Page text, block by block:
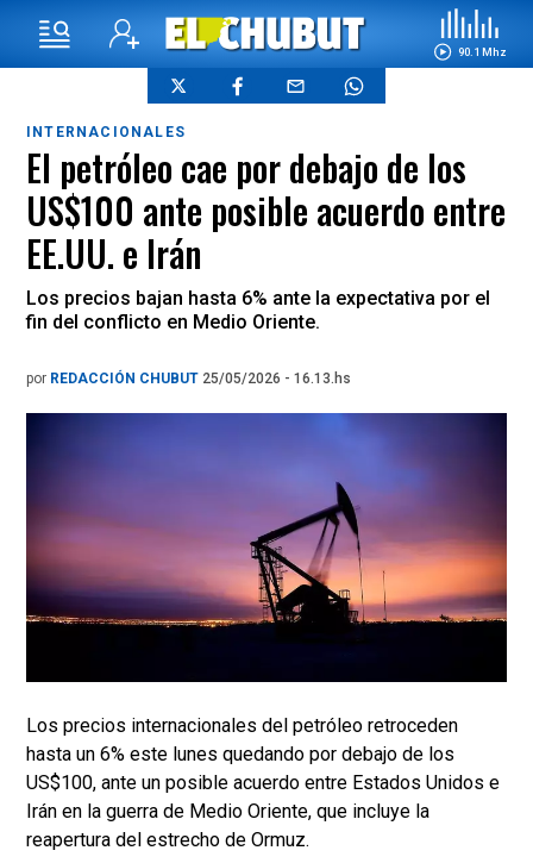
90.1 Mhz
INTERNACIONALES
El petróleo cae por debajo de los
US$100 ante posible acuerdo entre
EE.UU. e Irán
Los precios bajan hasta 6% ante la expectativa por el
fin del conflicto en Medio Oriente.
por REDACCIÓN CHUBUT 25/05/2026 - 16.13.hs
Los precios internacionales del petróleo retroceden
hasta un 6% este lunes quedando por debajo de los
US$100, ante un posible acuerdo entre Estados Unidos e
Irán en la guerra de Medio Oriente, que incluye la
reapertura del estrecho de Ormuz.